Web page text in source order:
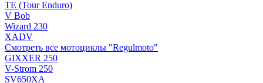
TE (Tour Enduro)
V Bob
Wizard 230
XADV
Смотреть все мотоциклы "Regulmoto"
GIXXER 250
V-Strom 250
SV650XA